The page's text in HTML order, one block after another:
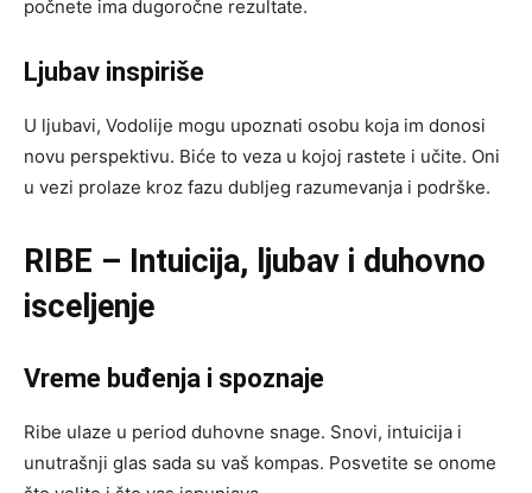
počnete ima dugoročne rezultate.
Ljubav inspiriše
U ljubavi, Vodolije mogu upoznati osobu koja im donosi
novu perspektivu. Biće to veza u kojoj rastete i učite. Oni
u vezi prolaze kroz fazu dubljeg razumevanja i podrške.
RIBE – Intuicija, ljubav i duhovno
isceljenje
Vreme buđenja i spoznaje
Ribe ulaze u period duhovne snage. Snovi, intuicija i
unutrašnji glas sada su vaš kompas. Posvetite se onome